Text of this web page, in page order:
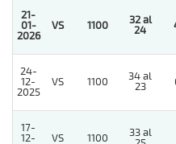
21-
01-
2026
VS 1100
32 al
24
24-
12-
2025
VS 1100
34 al
23
17-
12-
VS 1100
33 al